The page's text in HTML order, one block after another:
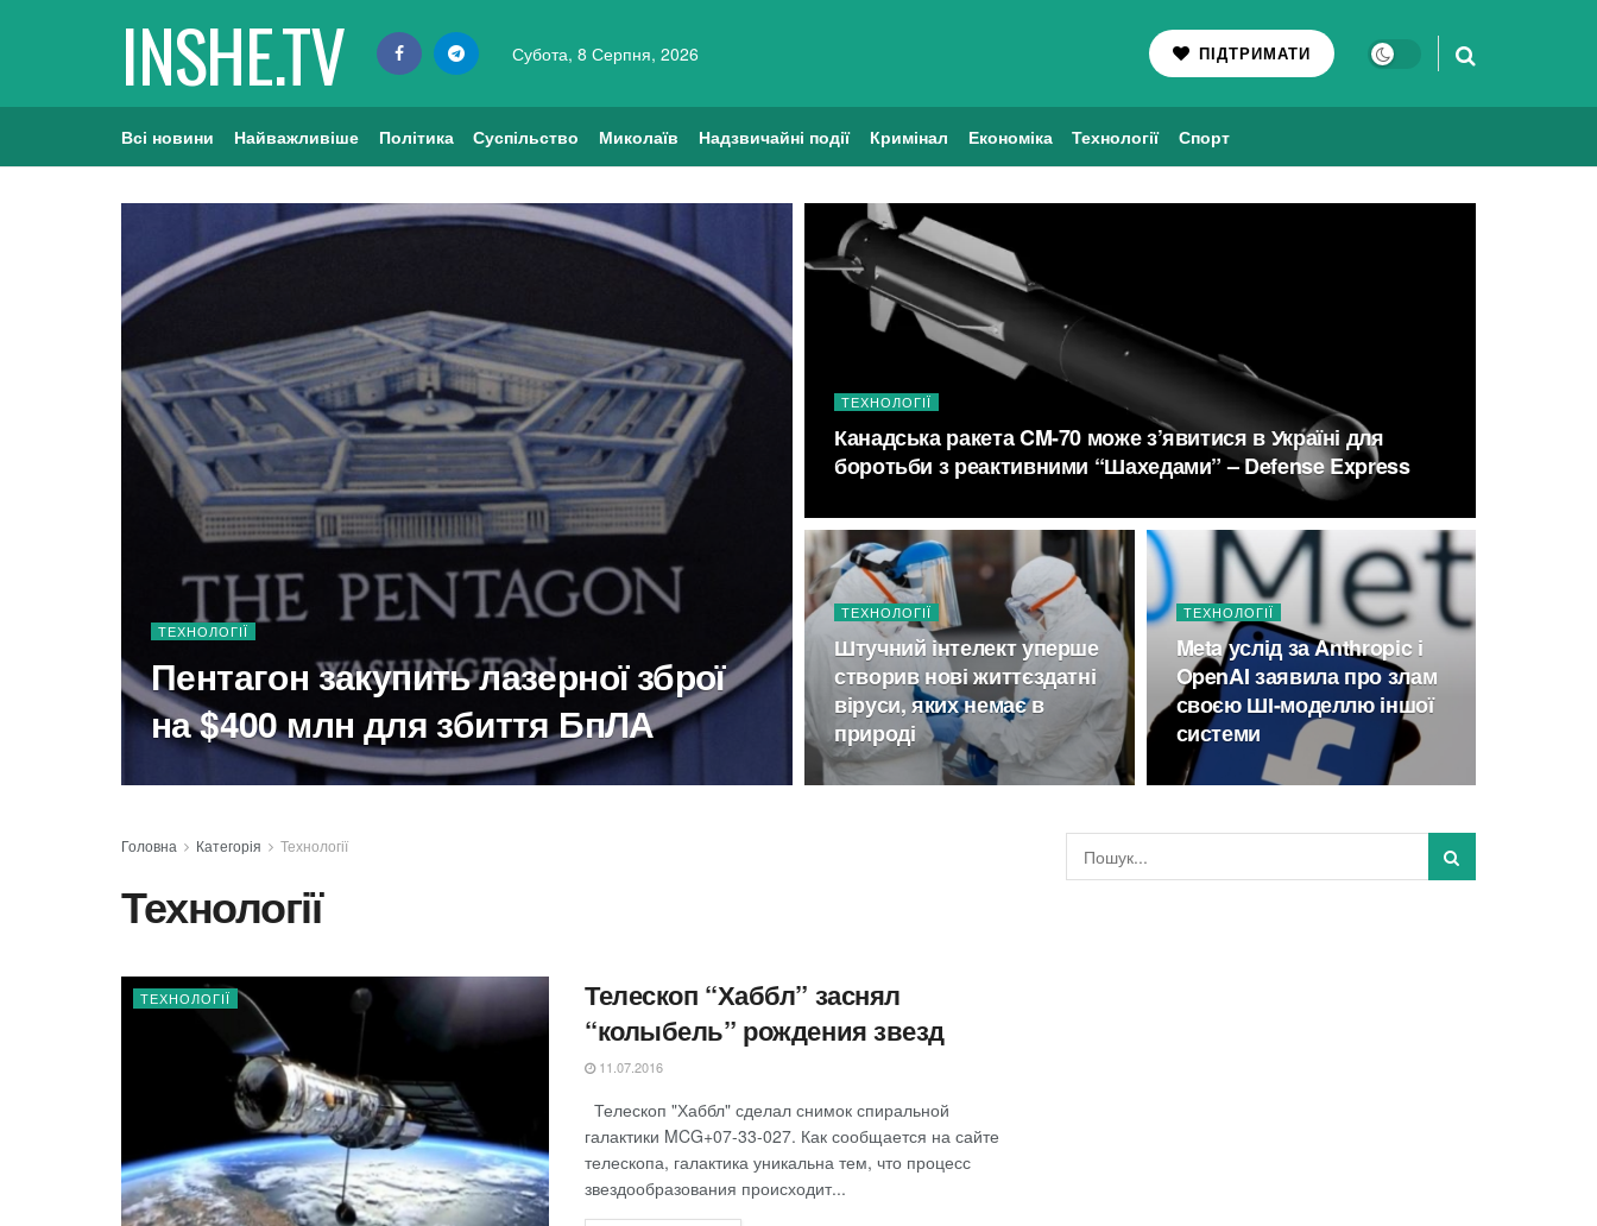
INSHE.TV Субота, 8 Серпня, 2026 ПІДТРИМАТИ
Всі новини Найважливіше Політика Суспільство Миколаїв Надзвичайні події Кримінал Економіка Технології Спорт
ТЕХНОЛОГІЇ
Пентагон закупить лазерної зброї
на $400 млн для збиття БпЛА
ТЕХНОЛОГІЇ
Канадська ракета CM-70 може з’явитися в Україні для
боротьби з реактивними “Шахедами” – Defense Express
ТЕХНОЛОГІЇ
Штучний інтелект уперше
створив нові життєздатні
віруси, яких немає в
природі
ТЕХНОЛОГІЇ
Meta услід за Anthropic і
OpenAI заявила про злам
своєю ШІ-моделлю іншої
системи
Головна Категорія Технології
Технології
ТЕХНОЛОГІЇ
Телескоп “Хаббл” заснял
“колыбель” рождения звезд
11.07.2016
Телескоп "Хаббл" сделал снимок спиральной
галактики MCG+07-33-027. Как сообщается на сайте
телескопа, галактика уникальна тем, что процесс
звездообразования происходит...